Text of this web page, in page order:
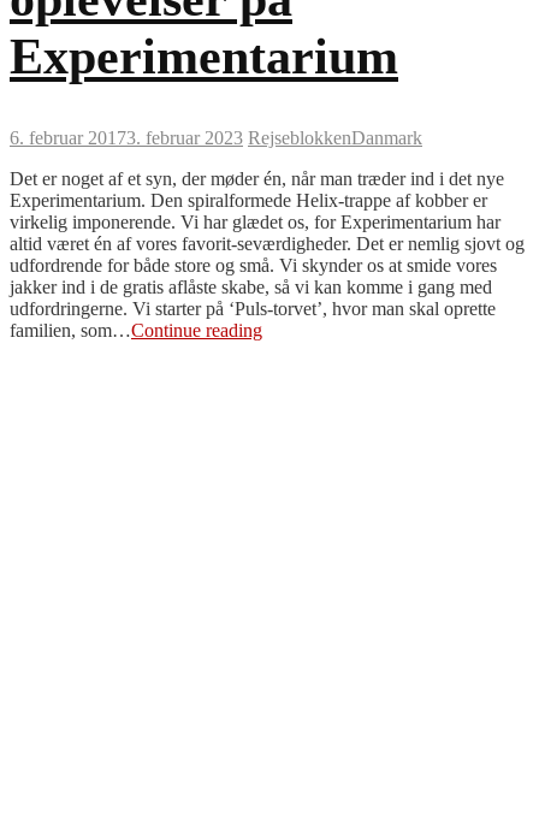
Experimentarium
6. februar 20173. februar 2023 RejseblokkenDanmark
Det er noget af et syn, der møder én, når man træder ind i det nye
Experimentarium. Den spiralformede Helix-trappe af kobber er
virkelig imponerende. Vi har glædet os, for Experimentarium har
altid været én af vores favorit-seværdigheder. Det er nemlig sjovt og
udfordrende for både store og små. Vi skynder os at smide vores
jakker ind i de gratis aflåste skabe, så vi kan komme i gang med
udfordringerne. Vi starter på ‘Puls-torvet’, hvor man skal oprette
familien, som…Continue readingMasser